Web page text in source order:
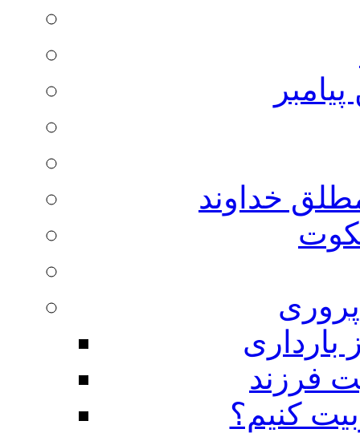
خداوند
بارداری
فرزند
کنیم؟